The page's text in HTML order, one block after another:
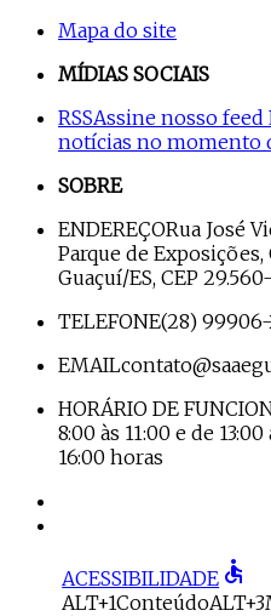
Mapa do site
MÍDIAS SOCIAIS
RSSAssine nosso feed
notícias no momento
SOBRE
ENDEREÇORua José
Parque de
Guaçuí/ES, CEP
TELEFONE(28)
EMAIL
HORÁRIO DE
8:00 às 11:00 e de
16:00 horas
ACESSIBILIDADE accessible
ALT+1ConteúdoALT+3